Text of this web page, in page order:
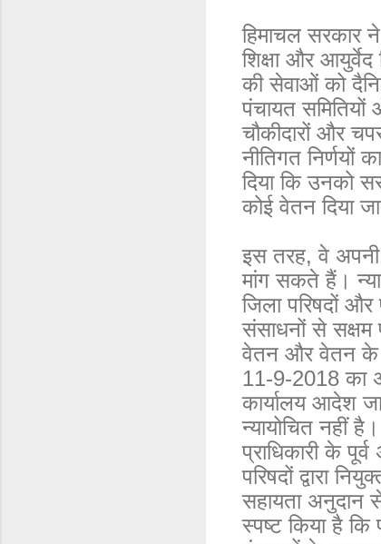
हिमाचल सरकार
शिक्षा और
की सेवाओं को
पंचायत
चौकीदारों और
नीतिगत निर्णयों
दिया कि उनको
कोई वेतन दिया
इस तरह, वे
मांग सकते हैं।
जिला परिषदों
संसाधनों से सक्षम
वेतन और वेतन के
11-9-2018 का
कार्यालय आदेश
न्यायोचित नहीं
प्राधिकारी के
परिषदों द्वारा
सहायता अनुदान
स्पष्ट किया है कि